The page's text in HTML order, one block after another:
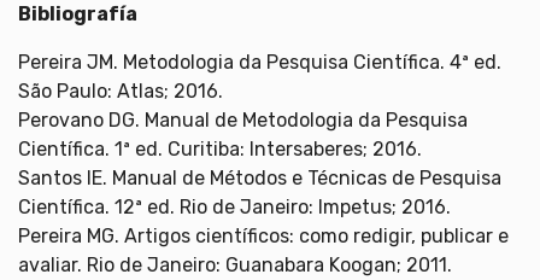
Bibliografía
Pereira JM. Metodologia da Pesquisa Científica. 4ª ed.
São Paulo: Atlas; 2016.
Perovano DG. Manual de Metodologia da Pesquisa
Científica. 1ª ed. Curitiba: Intersaberes; 2016.
Santos IE. Manual de Métodos e Técnicas de Pesquisa
Científica. 12ª ed. Rio de Janeiro: Impetus; 2016.
Pereira MG. Artigos científicos: como redigir, publicar e
avaliar. Rio de Janeiro: Guanabara Koogan; 2011.